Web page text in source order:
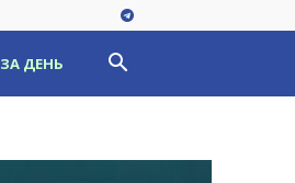
ЗА ДЕНЬ